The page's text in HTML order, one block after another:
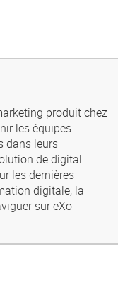
produit chez
les équipes
dans leurs
de digital
les dernières
digitale, la
sur eXo